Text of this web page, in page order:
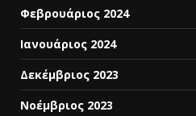
Φεβρουάριος 2024
Ιανουάριος 2024
Δεκέμβριος 2023
Νοέμβριος 2023